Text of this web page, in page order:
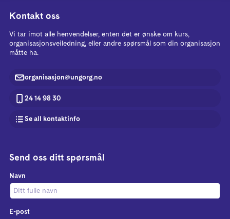
Kontakt oss
Vi tar imot alle henvendelser, enten det er ønske om kurs,
organisasjonsveiledning, eller andre spørsmål som din organisasjon
måtte ha.
organisasjon@ungorg.no
24 14 98 30
Se all kontaktinfo
Send oss ditt spørsmål
Navn
E-post